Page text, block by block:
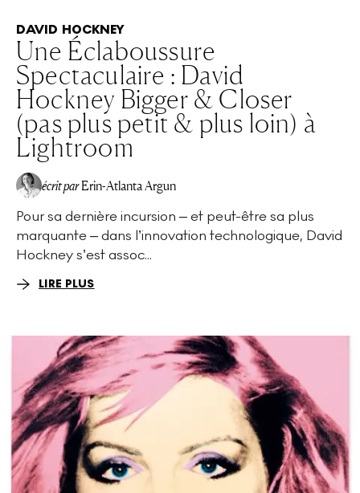
DAVID HOCKNEY
Une Éclaboussure
Spectaculaire : David
Hockney Bigger & Closer
(pas plus petit & plus loin) à
Lightroom
écrit par Erin-Atlanta Argun
Pour sa dernière incursion – et peut-être sa plus
marquante – dans l’innovation technologique, David
Hockney s’est assoc...
LIRE PLUS